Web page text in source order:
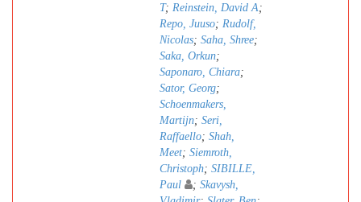
T; Reinstein, David A;
Repo, Juuso; Rudolf,
Nicolas; Saha, Shree;
Saka, Orkun;
Saponaro, Chiara;
Sator, Georg;
Schoenmakers,
Martijn; Seri,
Raffaello; Shah,
Meet; Siemroth,
Christoph; SIBILLE,
Paul
; Skavysh,